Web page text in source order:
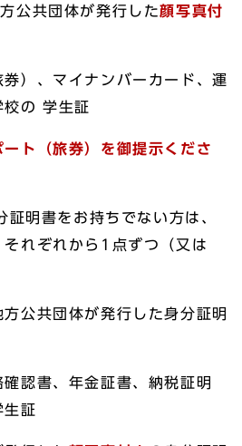
公共団体が発行した顔写真付
）、マイナンバーカード、運
校の 学生証
ト（旅券）を御提示くださ
証明書をお持ちでない方は、
れぞれから1点ずつ（又は
方公共団体が発行した身分証明
認書、年金証書、納税証明
生証